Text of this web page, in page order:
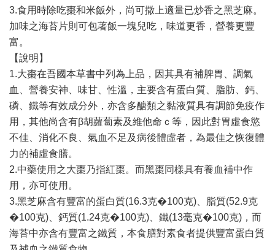
3.食用時除吃棗和米飯外，尚可撒上適量已炒香之黑芝麻。
加味之海苔片則可包著飯一塊兒吃，味道更香，營養更豐
富。
【說明】
1.大棗在吾國本草書中列為上品，因其具有補脾胃、調氣
血、營養安神、味甘、性溫，主要含有蛋白質、脂肪、鈣、
磷、鐵等有效成分外，亦含多醣類之黏液質具有調節免疫作
用，其他尚含有β胡蘿蔔素及維他命ｃ等，因此對胃虛食慾
不佳、消化不良、氣血不足及病後體虛者，為最佳之恢復體
力的補虛食膳。
2.中藥使用之大棗乃指紅棗。而黑棗同樣具有養血補中作
用，亦可使用。
3.黑芝麻含有豐富的蛋白質(16.3克�100克)、脂質(52.9克
�100克)、鈣質(1.24克�100克)、鐵(13毫克�100克)，而
海苔中亦含有豐富之鐵質，本食膳對素食者提供豐富蛋白質